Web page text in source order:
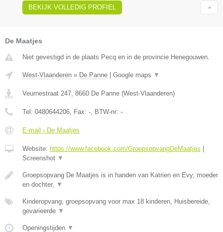
BEKIJK VOLLEDIG PROFIEL
De Maatjes
Niet gevestigd in de plaats Pecq en in de provincie Henegouwen.
West-Vlaanderen » De Panne Google maps ▼
Veurnestraat 247 8660 De Panne (West-Vlaanderen)
Tel: 0480644206 , Fax: - , BTW-nr: -
E-mail › De Maatjes
Website: https://www.facebook.com/GroepsopvangDeMaatjes
Screenshot ▼
Groepsopvang De Maatjes is in handen van Katrien en Evy, moeder
en dochter,
▼
Kinderopvang, groepsopvang voor max 18 kinderen, Huisbereide,
gevarieerde ▼
Openingstijden ▼